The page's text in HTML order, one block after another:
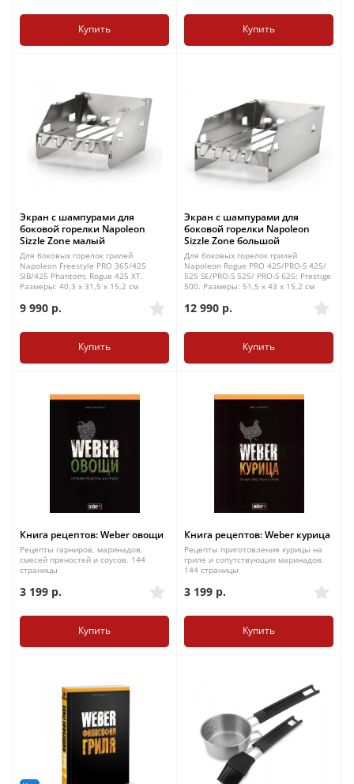
Купить Купить
Экран с шампурами для
боковой горелки Napoleon
Sizzle Zone малый
Для боковых горелок грилей
Napoleon Freestyle PRO 365/425
SIB/425 Phantom; Rogue 425 XT.
Размеры: 40,3 х 31,5 х 15,2 см
9 990 р.
Купить
Экран с шампурами для
боковой горелки Napoleon
Sizzle Zone большой
Для боковых горелок грилей
Napoleon Rogue PRO 425/PRO-S 425/
525 SE/PRO-S 525/ PRO-S 625; Prestige
500. Размеры: 51,5 х 43 х 15,2 см
12 990 р.
Купить
Книга рецептов: Weber овощи
Рецепты гарниров, маринадов,
смесей пряностей и соусов. 144
страницы
3 199 р.
Купить
Книга рецептов: Weber курица
Рецепты приготовления курицы на
гриле и сопутствующих маринадов.
144 страницы
3 199 р.
Купить